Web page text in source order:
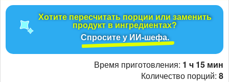
Хотите пересчитать порции или заменить
продукт в ингредиентах?
Спросите у ИИ-шефа.
Время приготовления: 1 ч 15 мин
Количество порций: 8